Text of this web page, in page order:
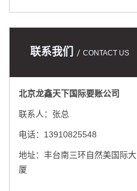
联系我们 CONTACT US
北京龙鑫天下国际要账公司
联系人：张总
电话：13910825548
地址：丰台南三环自然美国际大
厦